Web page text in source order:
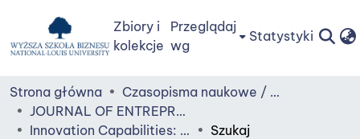
Zbiory i
kolekcje
Przeglądaj
wg
Statystyki
Strona główna
Czasopisma naukowe / Journals
JOURNAL OF ENTREPRENEURSHIP, MANAGEMENT AND INNOVATION (JEMI)
Innovation Capabilities: Affirming an Oxymoron?, 2017, vol. 13, issue 1
Szukaj